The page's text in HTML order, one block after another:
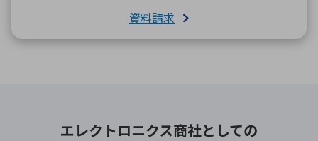
資料請求
エレクトロニクス商社としての